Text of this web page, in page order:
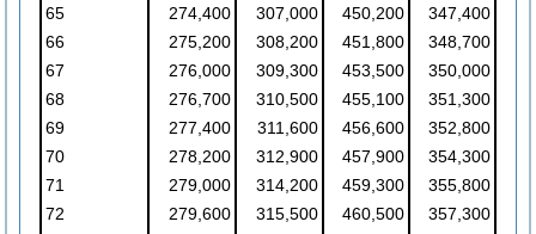
65
274,400 307,000 450,200
347,400
66
275,200 308,200 451,800
348,700
67
276,000 309,300 453,500
350,000
68
276,700 310,500 455,100
351,300
69
277,400 311,600 456,600
352,800
70
278,200 312,900 457,900
354,300
71
279,000 314,200 459,300
355,800
72
279,600 315,500 460,500
357,300